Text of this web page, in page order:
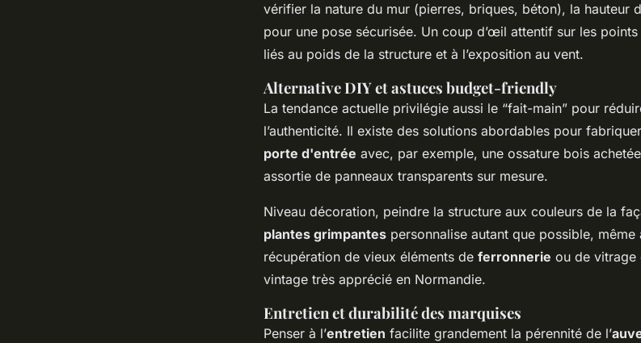
vérifier la nature du mur (pierres, briques, béton), la hauteur
pour une pose sécurisée. Un coup d’œil attentif sur les points
liés au poids de la structure et à l’exposition au vent.
Alternative DIY et astuces budget-friendly
La tendance actuelle privilégie aussi le “fait-main” pour
l’authenticité. Il existe des solutions abordables pour
porte d'entrée avec, par exemple, une ossature bois
assortie de panneaux transparents sur mesure.
Niveau décoration, peindre la structure aux couleurs de la
plantes grimpantes personnalise autant que possible,
récupération de vieux éléments de ferronnerie ou de vitrage
vintage très apprécié en Normandie.
Entretien et durabilité des marquises
Penser à l’entretien facilite grandement la pérennité de l’